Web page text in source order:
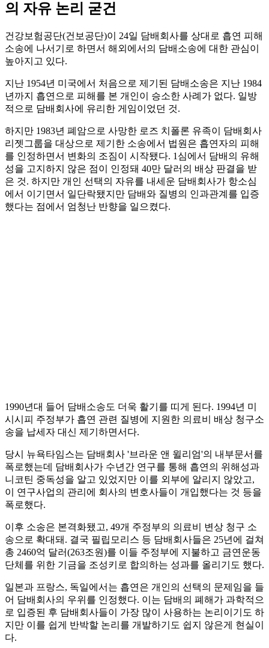
의 자유 논리 굳건
건강보험공단(건보공단)이 24일 담배회사를 상대로 흡연 피해
소송에 나서기로 하면서 해외에서의 담배소송에 대한 관심이
높아지고 있다.
지난 1954년 미국에서 처음으로 제기된 담배소송은 지난 1984
년까지 흡연으로 피해를 본 개인이 승소한 사례가 없다. 일방
적으로 담배회사에 유리한 게임이었던 것.
하지만 1983년 폐암으로 사망한 로즈 치폴론 유족이 담배회사
리젯그룹을 대상으로 제기한 소송에서 법원은 흡연자의 피해
를 인정하면서 변화의 조짐이 시작됐다. 1심에서 담배의 유해
성을 고지하지 않은 점이 인정돼 40만 달러의 배상 판결을 받
은 것. 하지만 개인 선택의 자유를 내세운 담배회사가 항소심
에서 이기면서 일단락됐지만 담배와 질병의 인과관계를 입증
했다는 점에서 엄청난 반향을 일으켰다.
1990년대 들어 담배소송도 더욱 활기를 띠게 된다. 1994년 미
시시피 주정부가 흡연 관련 질병에 지원한 의료비 배상 청구소
송을 납세자 대신 제기하면서다.
당시 뉴욕타임스는 담배회사 '브라운 앤 윌리엄'의 내부문서를
폭로했는데 담배회사가 수년간 연구를 통해 흡연의 위해성과
니코틴 중독성을 알고 있었지만 이를 외부에 알리지 않았고,
이 연구사업의 관리에 회사의 변호사들이 개입했다는 것 등을
폭로했다.
이후 소송은 본격화됐고, 49개 주정부의 의료비 변상 청구 소
송으로 확대돼. 결국 필립모리스 등 담배회사들은 25년에 걸쳐
총 2460억 달러(263조원)를 이들 주정부에 지불하고 금연운동
단체를 위한 기금을 조성키로 합의하는 성과를 올리기도 했다.
일본과 프랑스, 독일에서는 흡연은 개인의 선택의 문제임을 들
어 담배회사의 우위를 인정했다. 이는 담배의 폐해가 과학적으
로 입증된 후 담배회사들이 가장 많이 사용하는 논리이기도 하
지만 이를 쉽게 반박할 논리를 개발하기도 쉽지 않은게 현실이
다.